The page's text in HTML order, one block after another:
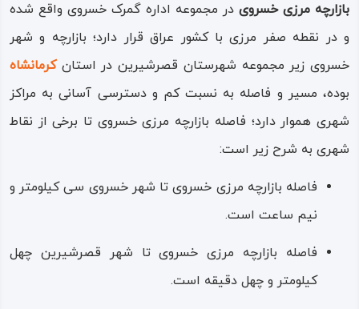
بازارچه مرزی خسروی به صورت تخصصی به تردد ماشین‌های
سنگین، برای صادرات و واردات فرآورده‌های نفتی و پتروشیمی و
نیز برخی کالاهای استراتژیک اختصاص داده شده است و
ساختمان گمرک و بخش زائران نیز فعال بوده، از امکانات رفاهی
مناسبی برخوردار است؛ همچنین این بازارچه دارای مسجد، هتل،
کتابخانه، مرکز مخابراتی، شعب بانکی و دیگر مراکز خدماتی است.
بازارچه‌ مرزی خسروی در مجموعه‌ اداره‌ گمرک خسروی واقع شده
و در نقطه‌ صفر مرزی با کشور عراق قرار دارد؛ بازارچه و شهر
خسروی زیر مجموعه‌ شهرستان قصرشیرین در استانکرمانشاه
بوده، مسیر و فاصله‌ به نسبت کم و دسترسی آسانی به مراکز
شهری هموار دارد؛ فاصله‌ بازارچه‌ مرزی خسروی تا برخی از نقاط
شهری به شرح زیر است:
فاصله‌ بازارچه‌ مرزی خسروی تا شهر خسروی سی کیلومتر و
نیم ساعت است.
فاصله‌ بازارچه‌ مرزی خسروی تا شهر قصرشیرین چهل
کیلومتر و چهل دقیقه است.